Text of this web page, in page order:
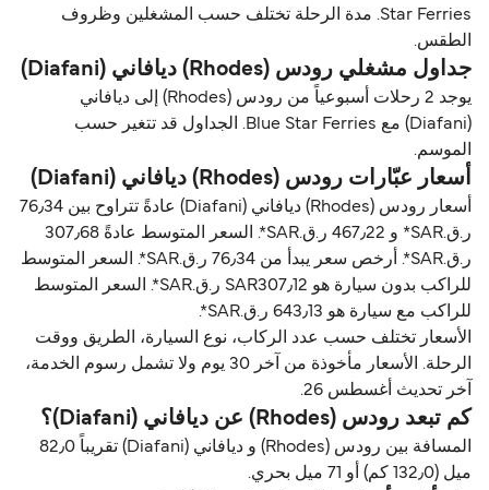
Star Ferries. مدة الرحلة تختلف حسب المشغلين وظروف
الطقس.
جداول مشغلي رودس (Rhodes) ديافاني (Diafani)
يوجد 2 رحلات أسبوعياً من رودس (Rhodes) إلى ديافاني
(Diafani) مع Blue Star Ferries. الجداول قد تتغير حسب
الموسم.
أسعار عبّارات رودس (Rhodes) ديافاني (Diafani)
أسعار رودس (Rhodes) ديافاني (Diafani) عادةً تتراوح بين 76٫34
ر.ق.‏SAR* و 467٫22 ر.ق.‏SAR*. السعر المتوسط عادةً 307٫68
ر.ق.‏SAR*. أرخص سعر يبدأ من 76٫34 ر.ق.‏SAR*. السعر المتوسط
للراكب بدون سيارة هو SAR307٫12 ر.ق.‏SAR*. السعر المتوسط
للراكب مع سيارة هو 643٫13 ر.ق.‏SAR*.
الأسعار تختلف حسب عدد الركاب، نوع السيارة، الطريق ووقت
الرحلة. الأسعار مأخوذة من آخر 30 يوم ولا تشمل رسوم الخدمة،
آخر تحديث أغسطس 26.
كم تبعد رودس (Rhodes) عن ديافاني (Diafani)؟
المسافة بين رودس (Rhodes) و ديافاني (Diafani) تقريباً 82٫0
ميل (132٫0 كم) أو 71 ميل بحري.